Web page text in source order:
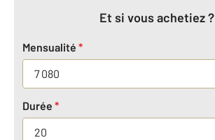
Et si vous achetiez ?
Mensualité *
Durée *